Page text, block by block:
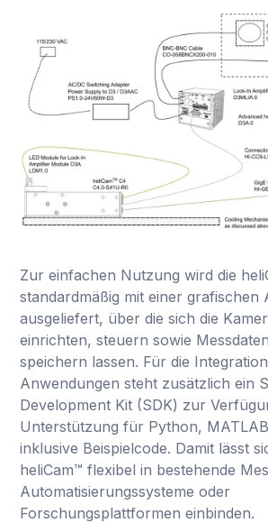
Zur einfachen Nutzung wird die
standardmäßig mit einer grafischen
ausgeliefert, über die sich die
einrichten, steuern sowie
speichern lassen. Für die
Anwendungen steht zusätzlich ein
Development Kit (SDK) zur
Unterstützung für Python,
inklusive Beispielcode. Damit lässt
heliCam™ flexibel in bestehende
Automatisierungssysteme oder
Forschungsplattformen einbinden.